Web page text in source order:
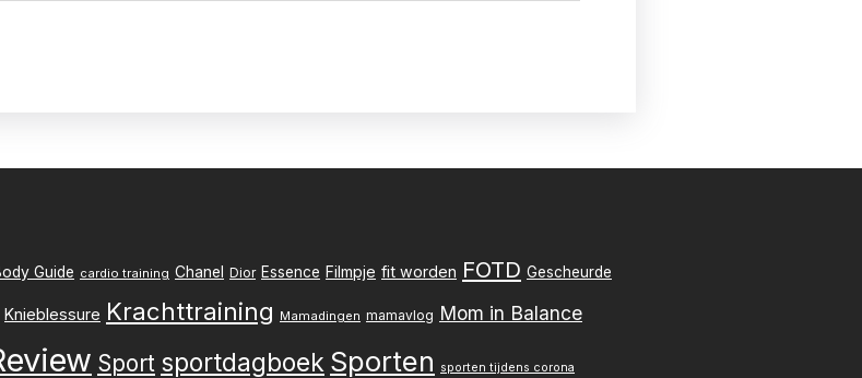
Guide cardio training Chanel Dior Essence Filmpje fit worden FOTD Gescheurde
Knieblessure Krachttraining Mamadingen mamavlog Mom in Balance
Sport sportdagboek Sporten sporten tijdens corona